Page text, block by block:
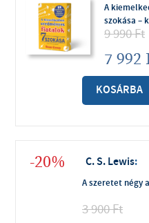
A
szokása –
9 990Ft
7 992
KOSÁRBA
-20% C. S. Lewis:
A szeretet négy
3 900Ft